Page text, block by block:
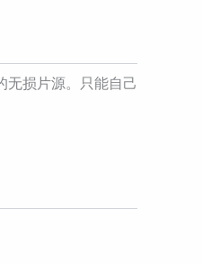
无损片源。只能自己